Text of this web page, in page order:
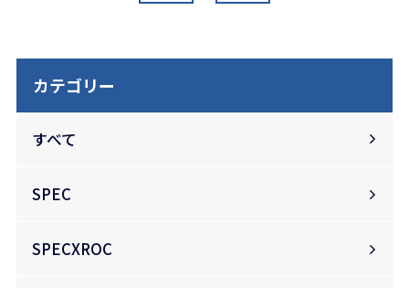
カテゴリー
すべて
SPEC
SPECXROC